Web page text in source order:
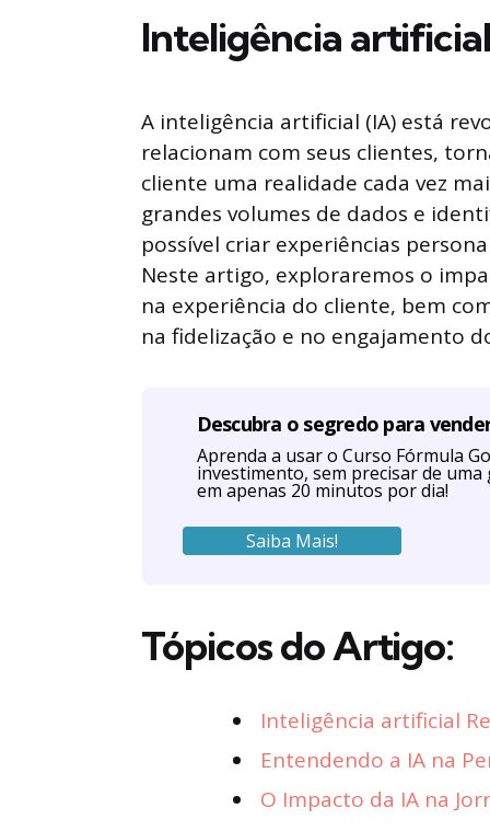
Inteligência
A inteligência artificial (IA) está
relacionam com seus clientes,
cliente uma realidade cada vez
grandes volumes de dados e
possível criar experiências
Neste artigo, exploraremos o
na experiência do cliente, bem
na fidelização e no engajamento
Descubra o segredo para
Aprenda a usar o Curso Fórmula
investimento, sem precisar de
em apenas 20 minutos por dia!
Saiba Mais!
Tópicos do Artigo:
Inteligência artificial
Entendendo a IA na
O Impacto da IA na